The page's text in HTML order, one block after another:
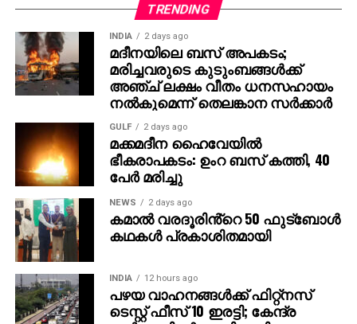
പരിശോധനയ്ക്ക് ശേഷം മാത്രമേ വ്യക്തമാകൂവെന്ന്
എസ്.പി കൂട്ടിച്ചേര്‍ത്തു. പരിക്കേറ്റ മൂന്ന് പേരെയും
പൊള്ളലേറ്റ് ആശുപത്രിയില്‍
പ്രവേശിപ്പിച്ചിരിക്കുകയാണ്.
TRENDING
INDIA 2 days ago
മദീനയിലെ ബസ് അപകടം;
മരിച്ചവരുടെ കുടുംബങ്ങള്‍ക്ക്
അഞ്ച് ലക്ഷം വീതം ധനസഹായം
നല്‍കുമെന്ന് തെലങ്കാന സര്‍ക്കാര്‍
GULF 2 days ago
മക്കമദീന ഹൈവേയില്‍
ഭീകരാപകടം: ഉംറ ബസ് കത്തി, 40
പേര്‍ മരിച്ചു
NEWS 2 days ago
കമാൽ വരദൂരിൻ്റെ 50 ഫുട്ബോൾ
കഥകൾ പ്രകാശിതമായി
INDIA 12 hours ago
പഴയ വാഹനങ്ങള്‍ക്ക് ഫിറ്റ്‌നസ്
ടെസ്റ്റ് ഫീസ് 10 ഇരട്ടി; കേന്ദ്ര